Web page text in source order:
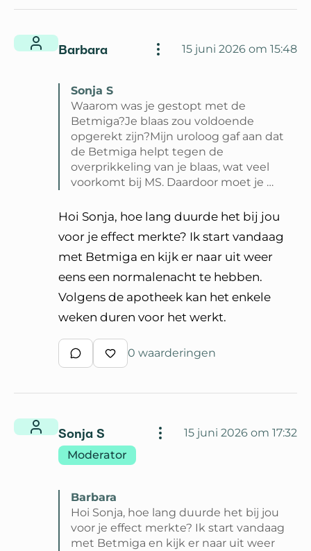
Barbara 15 juni 2026 om 15:48
Sonja S
Waarom was je gestopt met de
Betmiga?Je blaas zou voldoende
opgerekt zijn?Mijn uroloog gaf aan dat
de Betmiga helpt tegen de
overprikkeling van je blaas, wat veel
voorkomt bij MS. Daardoor moet je …
Hoi Sonja, hoe lang duurde het bij jou
voor je effect merkte? Ik start vandaag
met Betmiga en kijk er naar uit weer
eens een normalenacht te hebben.
Volgens de apotheek kan het enkele
weken duren voor het werkt.
Schrijf een reactie
Waardeer reactie
0 waarderingen
Sonja S
15 juni 2026 om 17:32
Moderator
Barbara
Hoi Sonja, hoe lang duurde het bij jou
voor je effect merkte? Ik start vandaag
met Betmiga en kijk er naar uit weer